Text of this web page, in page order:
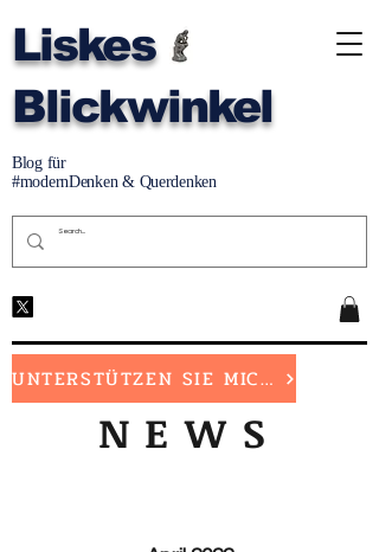
Liskes
Blickwinkel
Blog für
#modernDenken & Querdenken
UNTERSTÜTZEN SIE MICH
NEWS